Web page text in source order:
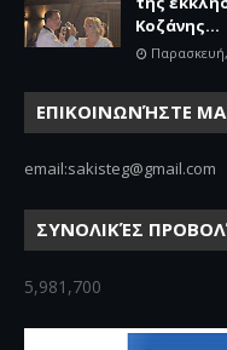
Κοζάνης...
ΕΠΙΚΟΙΝΩΝΉΣΤΕ
email:sakisteg@gmail.com
ΣΥΝΟΛΙΚΈΣ
5,981,700